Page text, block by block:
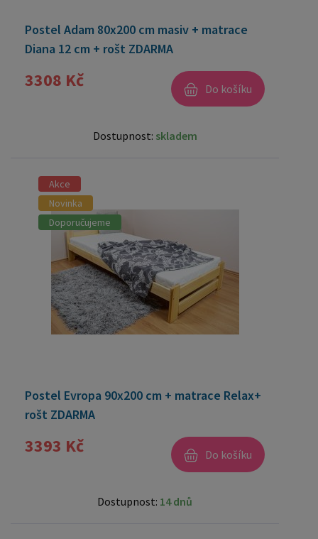
Postel Adam 80x200 cm masiv + matrace
Diana 12 cm + rošt ZDARMA
3308 Kč Do košíku
Dostupnost: skladem
Akce
Novinka
Doporučujeme
Postel Evropa 90x200 cm + matrace Relax+
rošt ZDARMA
3393 Kč Do košíku
Dostupnost: 14 dnů